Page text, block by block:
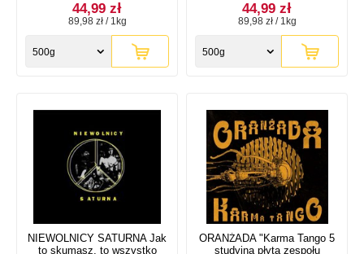
44,99 zł
89,98 zł / 1kg
500g
44,99 zł
89,98 zł / 1kg
500g
NIEWOLNICY SATURNA Jak
to skumasz, to wszystko
ORANŻADA "Karma Tango 5
studyjna płyta zespołu